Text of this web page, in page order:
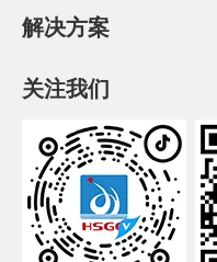
解决方案
关注我们